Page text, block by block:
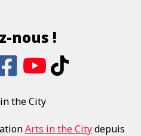
nous !
the City
Arts in the Citydepuis